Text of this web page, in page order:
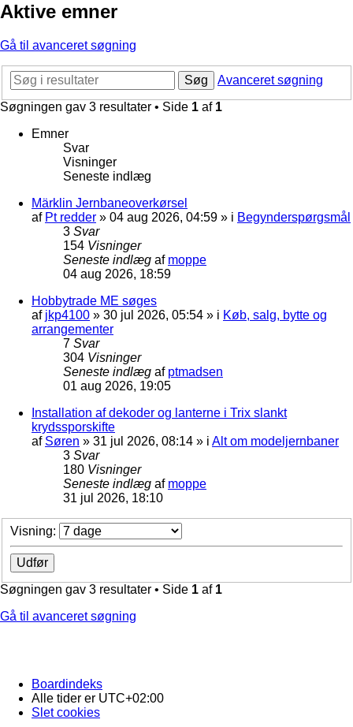
Aktive emner
Gå til avanceret søgning
Søg
Avanceret søgning
Søgningen gav 3 resultater • Side 1 af 1
Emner
Svar
Visninger
Seneste indlæg
Märklin Jernbaneoverkørsel
af Pt redder » 04 aug 2026, 04:59 » i Begynderspørgsmål
3 Svar
154 Visninger
Seneste indlæg af moppe
04 aug 2026, 18:59
Hobbytrade ME søges
af jkp4100 » 30 jul 2026, 05:54 » i Køb, salg, bytte og
arrangementer
7 Svar
304 Visninger
Seneste indlæg af ptmadsen
01 aug 2026, 19:05
Installation af dekoder og lanterne i Trix slankt
krydssporskifte
af Søren » 31 jul 2026, 08:14 » i Alt om modeljernbaner
3 Svar
180 Visninger
Seneste indlæg af moppe
31 jul 2026, 18:10
Visning:
Søgningen gav 3 resultater • Side 1 af 1
Gå til avanceret søgning
Boardindeks
Alle tider er UTC+02:00
Slet cookies